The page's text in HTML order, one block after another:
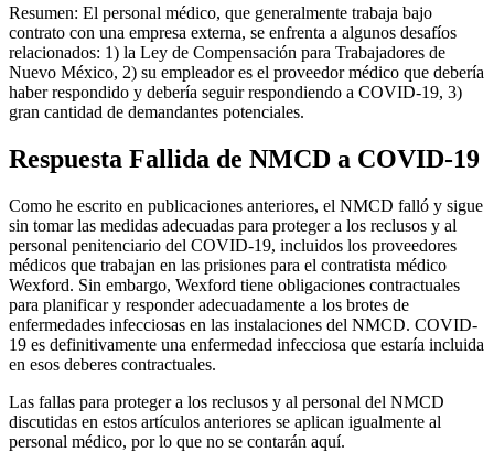
Resumen: El personal médico, que generalmente trabaja bajo
contrato con una empresa externa, se enfrenta a algunos desafíos
relacionados: 1) la Ley de Compensación para Trabajadores de
Nuevo México, 2) su empleador es el proveedor médico que debería
haber respondido y debería seguir respondiendo a COVID-19, 3)
gran cantidad de demandantes potenciales.
Respuesta Fallida de NMCD a COVID-19
Como he escrito en publicaciones anteriores, el NMCD falló y sigue
sin tomar las medidas adecuadas para proteger a los reclusos y al
personal penitenciario del COVID-19, incluidos los proveedores
médicos que trabajan en las prisiones para el contratista médico
Wexford. Sin embargo, Wexford tiene obligaciones contractuales
para planificar y responder adecuadamente a los brotes de
enfermedades infecciosas en las instalaciones del NMCD. COVID-
19 es definitivamente una enfermedad infecciosa que estaría incluida
en esos deberes contractuales.
Las fallas para proteger a los reclusos y al personal del NMCD
discutidas en estos artículos anteriores se aplican igualmente al
personal médico, por lo que no se contarán aquí.